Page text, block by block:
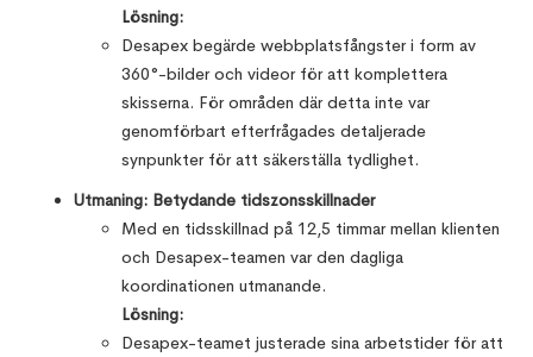
Lösning:
Desapex begärde webbplatsfångster i form av
360°-bilder och videor för att komplettera
skisserna. För områden där detta inte var
genomförbart efterfrågades detaljerade
synpunkter för att säkerställa tydlighet.
Utmaning: Betydande tidszonsskillnader
Med en tidsskillnad på 12,5 timmar mellan klienten
och Desapex-teamen var den dagliga
koordinationen utmanande.
Lösning:
Desapex-teamet justerade sina arbetstider för att